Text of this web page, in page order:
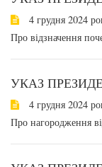
4 грудня 2024
Про відзначення
УКАЗ
4 грудня 2024
Про нагородження